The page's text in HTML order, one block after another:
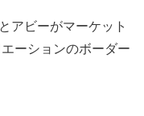
g
e
l
o
a
アビーがマーケット
ーションのボーダー